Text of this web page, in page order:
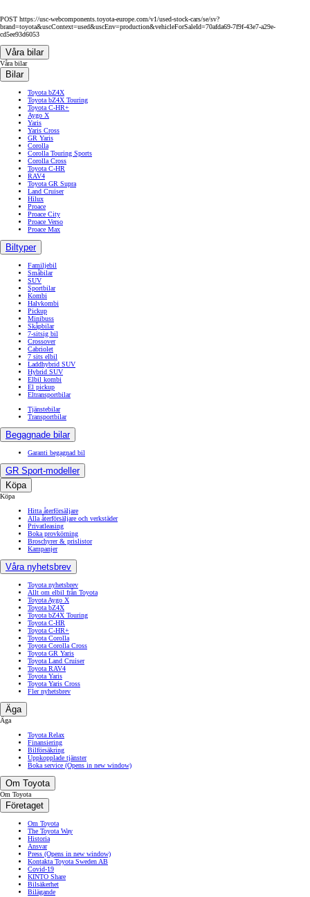
POST https://usc-webcomponents.toyota-europe.com/v1/used-stock-cars/se/sv?
brand=toyota&uscContext=used&uscEnv=production&vehicleForSaleId=70afda69-7f9f-43e7-a29e-
cd5ee93d6053
Våra bilar
Våra bilar
Bilar
Toyota bZ4X
Toyota bZ4X Touring
Toyota C-HR+
Aygo X
Yaris
Yaris Cross
GR Yaris
Corolla
Corolla Touring Sports
Corolla Cross
Toyota C-HR
RAV4
Toyota GR Supra
Land Cruiser
Hilux
Proace
Proace City
Proace Verso
Proace Max
Biltyper
Familjebil
Småbilar
SUV
Sportbilar
Kombi
Halvkombi
Pickup
Minibuss
Skåpbilar
7-sitsig bil
Crossover
Cabriolet
7 sits elbil
Laddhybrid SUV
Hybrid SUV
Elbil kombi
El pickup
Eltransportbilar
Tjänstebilar
Transportbilar
Begagnade bilar
Garanti begagnad bil
GR Sport-modeller
Köpa
Köpa
Hitta återförsäljare
Alla återförsäljare och verkstäder
Privatleasing
Boka provkörning
Broschyrer & prislistor
Kampanjer
Våra nyhetsbrev
Toyota nyhetsbrev
Allt om elbil från Toyota
Toyota Aygo X
Toyota bZ4X
Toyota bZ4X Touring
Toyota C-HR
Toyota C-HR+
Toyota Corolla
Toyota Corolla Cross
Toyota GR Yaris
Toyota Land Cruiser
Toyota RAV4
Toyota Yaris
Toyota Yaris Cross
Fler nyhetsbrev
Äga
Äga
Toyota Relax
Finansiering
Bilförsäkring
Uppkopplade tjänster
Boka service (Opens in new window)
Om Toyota
Om Toyota
Företaget
Om Toyota
The Toyota Way
Historia
Ansvar
Press (Opens in new window)
Kontakta Toyota Sweden AB
Covid-19
KINTO Share
Bilsäkerhet
Bilägande